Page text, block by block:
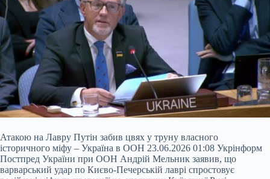
Атакою на Лавру Путін забив цвях у труну власного
історичного міфу – Україна в ООН 23.06.2026 01:08 Укрінформ
Постпред України при ООН Андрій Мельник заявив, що
варварський удар по Києво-Печерській лаврі спростовує